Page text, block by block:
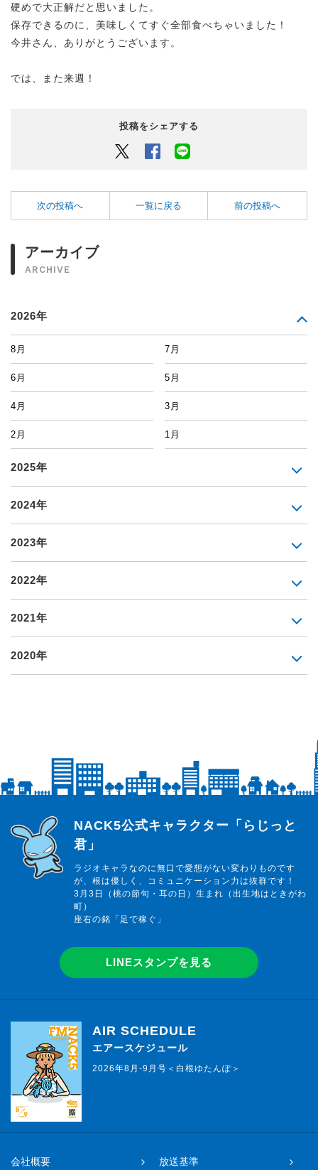
硬めで大正解だと思いました。
保存できるのに、美味しくてすぐ全部食べちゃいました！
今井さん、ありがとうございます。
では、また来週！
投稿をシェアする
Twitter Facebook
次の投稿へ 一覧に戻る 前の投稿へ
アーカイブ
ARCHIVE
2026年
8月 7月
6月 5月
4月 3月
2月 1月
2025年
2024年
2023年
2022年
2021年
2020年
らじっと君
NACK5公式キャラクター「らじっと
君」
ラジオキャラなのに無口で愛想がない変わりものです
が、根は優しく、コミュニケーション力は抜群です！
3月3日（桃の節句・耳の日）生まれ（出生地はときがわ
町）
座右の銘「足で稼ぐ」
LINEスタンプを見る
AIR SCHEDULE
エアースケジュール
2026年8月-9月号＜白根ゆたんぽ＞
会社概要 放送基準